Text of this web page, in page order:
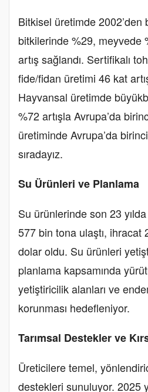
Bitkisel üretimde 2002’den
bitkilerinde %29, meyvede
artış sağlandı. Sertifikalı
fide/fidan üretimi 46 kat
Hayvansal üretimde
%72 artışla Avrupa’da
üretiminde Avrupa’da
sıradayız.
Su Ürünleri ve Planlama
Su ürünlerinde son 23
577 bin tona ulaştı, ihracat
dolar oldu. Su ürünleri
planlama kapsamında
yetiştiricilik alanları ve
korunması hedefleniyor.
Tarımsal Destekler ve
Üreticilere temel,
destekleri sunuluyor. 2025